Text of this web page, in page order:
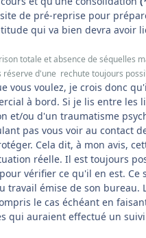
de pré-reprise pour
qui va bien devra avoir
totale et absence de séquelles
réserve d'une rechute toujours
vous voulez, je crois donc
à bord. Si je lis entre les
et/ou d'un traumatisme
pas vous voir au contact
Cela dit, à mon avis,
réelle. Il est toujours
vérifier ce qu'il en est. Ce
émise de son bureau.
le cas échéant en
qui auraient effectué un